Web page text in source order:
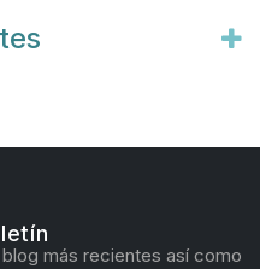
más recientes así como